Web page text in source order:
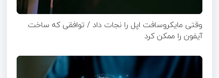
وقتی مایکروسافت اپل را نجات داد / توافقی که ساخت
آیفون را ممکن کرد